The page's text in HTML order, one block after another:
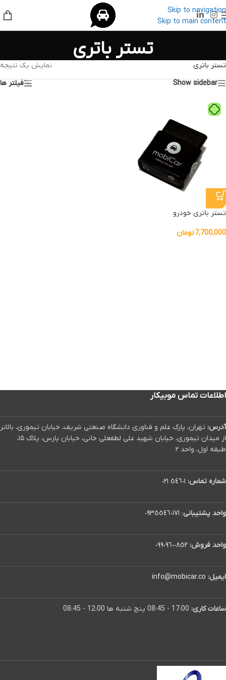
Skip to navigation
Skip to main content
تستر باتری
تستر باتری
نمایش یک نتیجه
Show sidebar
فیلتر ها
تستر باتری خودرو
7,700,000تومان
اطلاعات تماس موبیکار
آدرس: تهران، پارک علم و فناوری دانشگاه صنعتی شریف، خیابان تیموری، بالاتر
از میدان تیموری، خیابان شهید علی لطفعلی خانی، خیابان پارس، پلاک ۱۵،
طبقه اول، واحد ۲
شماره تماس: ٥٤٦٠١ ٠٢١
واحد پشتیبانی: ٠٩٣٥٥٤٦٠١٧١
واحد فروش: ٠٩٩٠٩٦٠٠٨٥٢
ایمیل: info@mobicar.co
ساعات کاری: